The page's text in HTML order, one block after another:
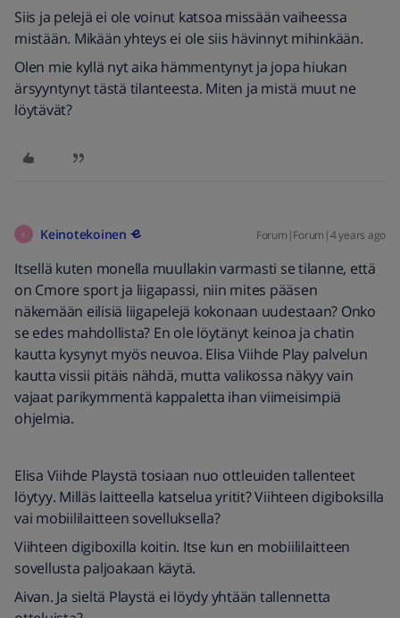
Siis ja pelejä ei ole voinut katsoa missään vaiheessa
mistään. Mikään yhteys ei ole siis hävinnyt mihinkään.
Olen mie kyllä nyt aika hämmentynyt ja jopa hiukan
ärsyyntynyt tästä tilanteesta. Miten ja mistä muut ne
löytävät?
K Keinotekoinen Forum|Forum|4 years ago
Itsellä kuten monella muullakin varmasti se tilanne, että
on Cmore sport ja liigapassi, niin mites pääsen
näkemään eilisiä liigapelejä kokonaan uudestaan? Onko
se edes mahdollista? En ole löytänyt keinoa ja chatin
kautta kysynyt myös neuvoa. Elisa Viihde Play palvelun
kautta vissii pitäis nähdä, mutta valikossa näkyy vain
vajaat parikymmentä kappaletta ihan viimeisimpiä
ohjelmia.
Elisa Viihde Playstä tosiaan nuo ottleuiden tallenteet
löytyy. Milläs laitteella katselua yritit? Viihteen digiboksilla
vai mobiililaitteen sovelluksella?
Viihteen digiboxilla koitin. Itse kun en mobiililaitteen
sovellusta paljoakaan käytä.
Aivan. Ja sieltä Playstä ei löydy yhtään tallennetta